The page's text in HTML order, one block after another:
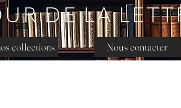
DE LA
collections Nous contacter